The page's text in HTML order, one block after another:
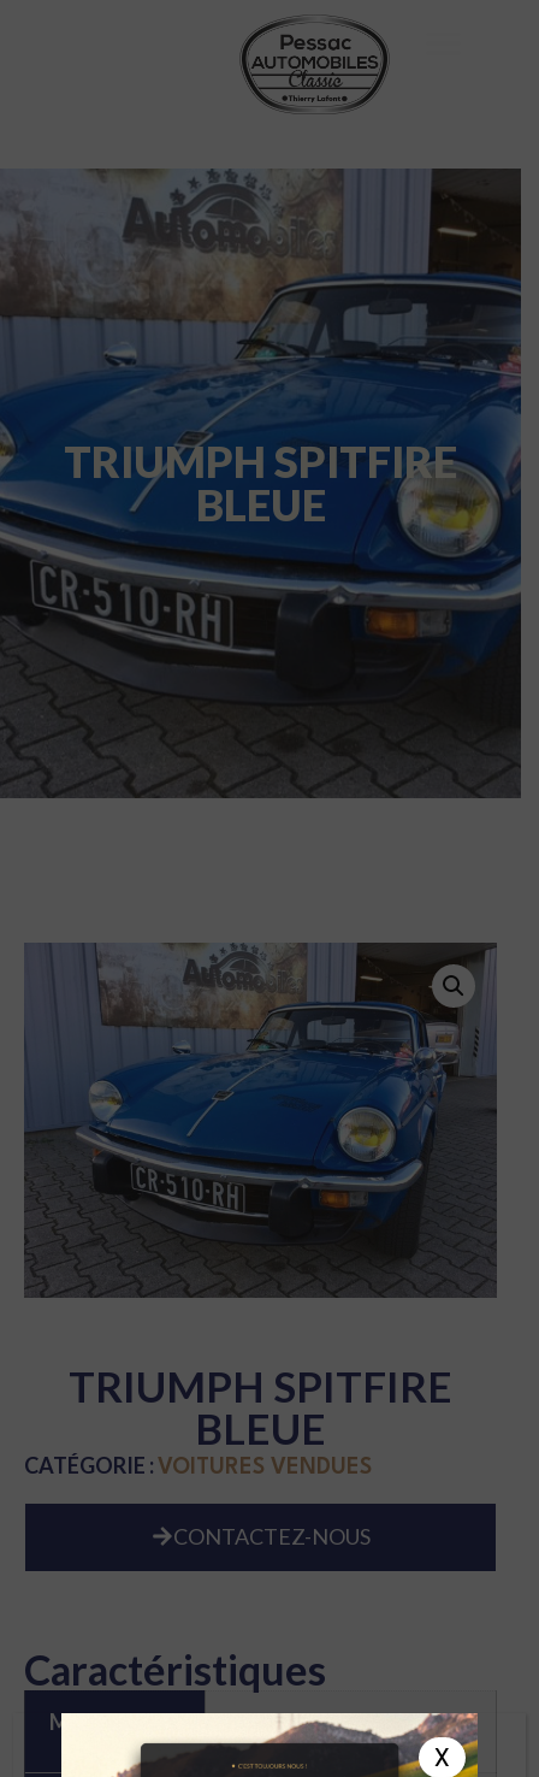
TRIUMPH SPITFIRE
BLEUE
TRIUMPH SPITFIRE
BLEUE
CATÉGORIE : VOITURES VENDUES
CONTACTEZ-NOUS
Caractéristiques
Marque Triumph
X